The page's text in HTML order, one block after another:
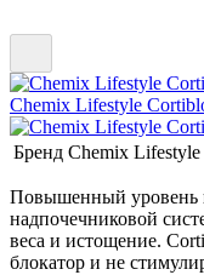
Chemix Lifestyle
Бренд Chemix Lifestyle
Повышенный уровень
надпочечниковой
веса и истощение.
блокатор и не